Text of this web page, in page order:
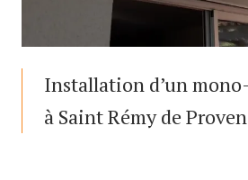
Installation d’un
à Saint Rémy de